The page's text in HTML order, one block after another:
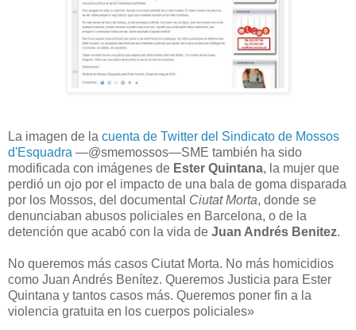
La imagen de la cuenta de Twitter del Sindicato de Mossos
d'Esquadra —@smemossos—SME también ha sido
modificada con imágenes de Ester Quintana, la mujer que
perdió un ojo por el impacto de una bala de goma disparada
por los Mossos, del documental Ciutat Morta, donde se
denunciaban abusos policiales en Barcelona, o de la
detención que acabó con la vida de Juan Andrés Benitez.
No queremos más casos Ciutat Morta. No más homicidios
como Juan Andrés Benítez. Queremos Justicia para Ester
Quintana y tantos casos más. Queremos poner fin a la
violencia gratuita en los cuerpos policiales»